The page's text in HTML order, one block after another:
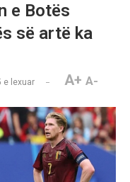
e Botës
së artë ka
e lexuar A+ A-